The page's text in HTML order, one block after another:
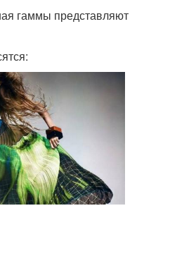
гаммы представляют